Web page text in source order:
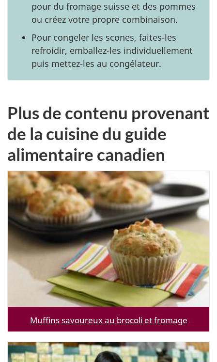
pour du fromage suisse et des pommes
ou créez votre propre combinaison.
Pour congeler les scones, faites-les
refroidir, emballez-les individuellement
puis mettez-les au congélateur.
Plus de contenu provenant
de la cuisine du guide
alimentaire canadien
Muffins savoureux au brocoli et fromage